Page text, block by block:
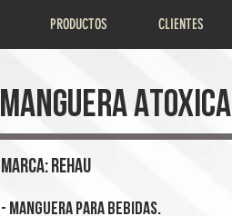
PRODUCTOS CLIENTES
MARCA: REHAU
- Manguera para bebidas.
MANGUERA ATOXICA